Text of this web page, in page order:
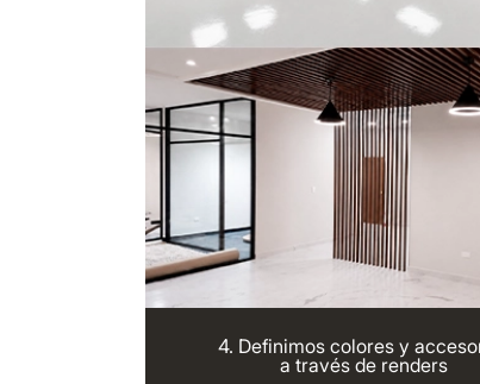
4. Definimos colores y
a través de renders